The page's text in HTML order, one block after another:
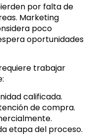
por falta de
Marketing
poco
oportunidades
trabajar
calificada.
de compra.
etapa del proceso.